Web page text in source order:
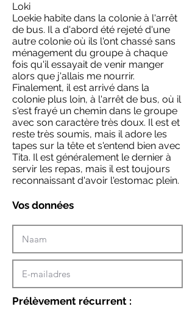
Loki
Loekie habite dans la colonie à l'arrêt
de bus. Il a d'abord été rejeté d'une
autre colonie où ils l'ont chassé sans
ménagement du groupe à chaque
fois qu'il essayait de venir manger
alors que j'allais me nourrir.
Finalement, il est arrivé dans la
colonie plus loin, à l'arrêt de bus, où il
s'est frayé un chemin dans le groupe
avec son caractère très doux. Il est et
reste très soumis, mais il adore les
tapes sur la tête et s'entend bien avec
Tita. Il est généralement le dernier à
servir les repas, mais il est toujours
reconnaissant d'avoir l'estomac plein.
Vos données
Prélèvement récurrent :